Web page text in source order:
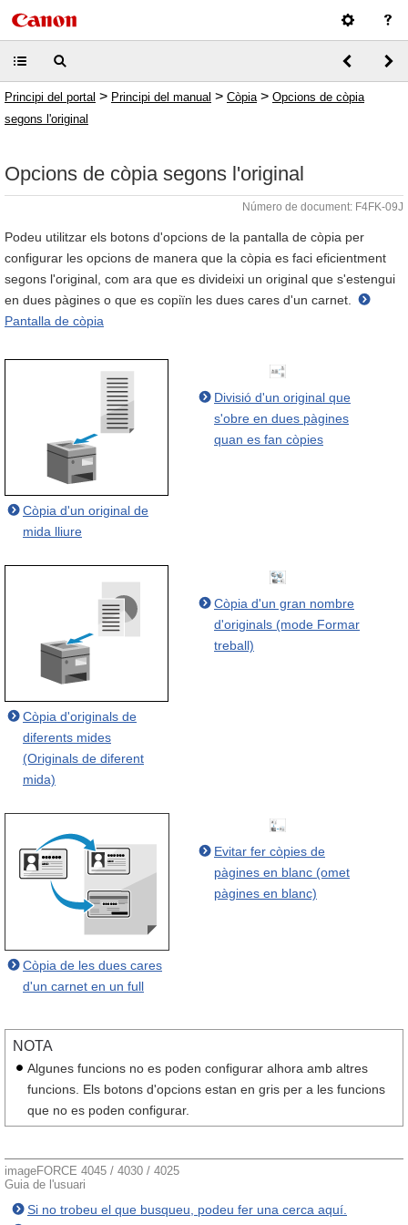
Principi del portal > Principi del manual > Còpia > Opcions de còpia
segons l'original
Opcions de còpia segons l'original
Número de document: F4FK-09J
Podeu utilitzar els botons d'opcions de la pantalla de còpia per
configurar les opcions de manera que la còpia es faci eficientment
segons l'original, com ara que es divideixi un original que s'estengui
en dues pàgines o que es copiïn les dues cares d'un carnet.
Pantalla de còpia
Còpia d'un original de
mida lliure
Divisió d'un original que
s'obre en dues pàgines
quan es fan còpies
Còpia d'originals de
diferents mides
(Originals de diferent
mida)
Còpia d'un gran nombre
d'originals (mode Formar
treball)
Còpia de les dues cares
d'un carnet en un full
Evitar fer còpies de
pàgines en blanc (omet
pàgines en blanc)
NOTA
Algunes funcions no es poden configurar alhora amb altres
funcions. Els botons d'opcions estan en gris per a les funcions
que no es poden configurar.
imageFORCE 4045 / 4030 / 4025
Guia de l'usuari
Si no trobeu el que busqueu, podeu fer una cerca aquí.